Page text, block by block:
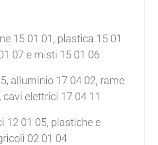
15 01 01, plastica 15 01
07 e misti 15 01 06
alluminio 17 04 02, rame
elettrici 17 04 11
12 01 05, plastiche e
02 01 04